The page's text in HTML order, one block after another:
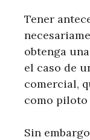
Tener
obtenga
el caso de
comercial,
como
Sin